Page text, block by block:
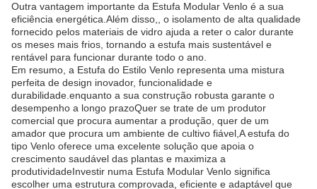
Outra vantagem importante da Estufa Modular Venlo é a sua
eficiência energética.Além disso,, o isolamento de alta qualidade
fornecido pelos materiais de vidro ajuda a reter o calor durante
os meses mais frios, tornando a estufa mais sustentável e
rentável para funcionar durante todo o ano.
Em resumo, a Estufa do Estilo Venlo representa uma mistura
perfeita de design inovador, funcionalidade e
durabilidade.enquanto a sua construção robusta garante o
desempenho a longo prazoQuer se trate de um produtor
comercial que procura aumentar a produção, quer de um
amador que procura um ambiente de cultivo fiável,A estufa do
tipo Venlo oferece uma excelente solução que apoia o
crescimento saudável das plantas e maximiza a
produtividadeInvestir numa Estufa Modular Venlo significa
escolher uma estrutura comprovada, eficiente e adaptável que